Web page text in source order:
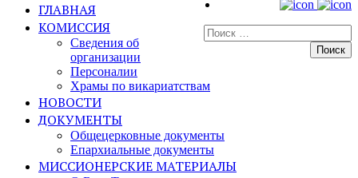
Искать:
ГЛАВНАЯ
КОМИССИЯ
Сведения об
организации
Персоналии
Храмы по викариатствам
НОВОСТИ
ДОКУМЕНТЫ
Общецерковные документы
Епархиальные документы
МИССИОНЕРСКИЕ МАТЕРИАЛЫ